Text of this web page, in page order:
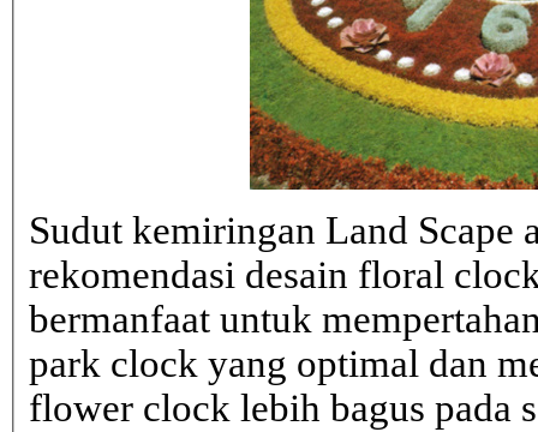
Sudut kemiringan Land Scape
rekomendasi desain floral
bermanfaat untuk
park clock yang optimal dan
flower clock lebih bagus pada